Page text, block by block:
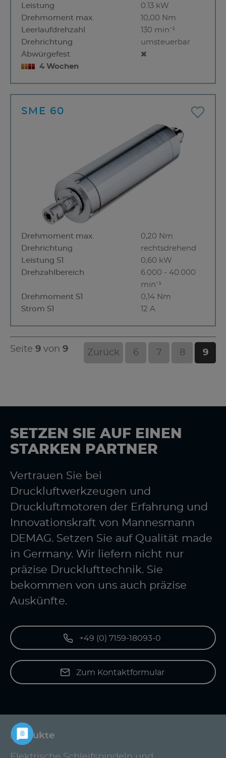
Leistung
0.13 kW
Drehmoment max.
10,00 Nm
Leerlaufdrehzahl
130 min⁻¹
Drehrichtung
umsteuerbar
Abwürgefest
4 Wochen
SME 60
Drehmoment max.
0,20 Nm
Drehrichtung
rechtsdrehend
Leistung S1
0,60 kW
Drehzahlbereich
6.000 - 40.000
min⁻¹
Drehmoment S1
0,14 Nm
Strom S1
12 A
Seite 9 von 9 Zurück 6 7 8 9
SETZEN SIE AUF EINEN
STARKEN PARTNER
Vertrauen Sie bei
Druckluftwerkzeugen und
Druckluftmotoren der Erfahrung und
Innovationskraft von Mannesmann
DEMAG. Setzen Sie auf Qualität made
in Germany. Wir liefern nicht nur
präzise Drucklufttechnik. Sie
bekommen von uns auch präzise
Auskünfte.
+49 (0) 7159-18093-0
Zum Kontaktformular
Produkte